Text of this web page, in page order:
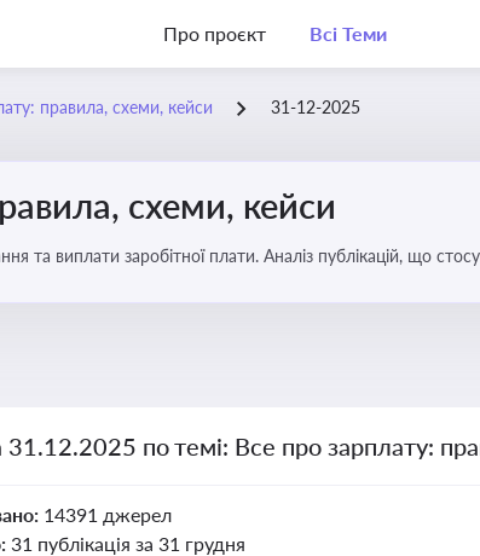
Про проєкт Всі Теми
правила, схеми, кейси 31-12-2025
схеми, кейси
та виплати заробітної плати. Аналіз публікацій, що
31.12.2025 по темі: Все про зарплату:
14391 джерел
31 публікація за 31 грудня